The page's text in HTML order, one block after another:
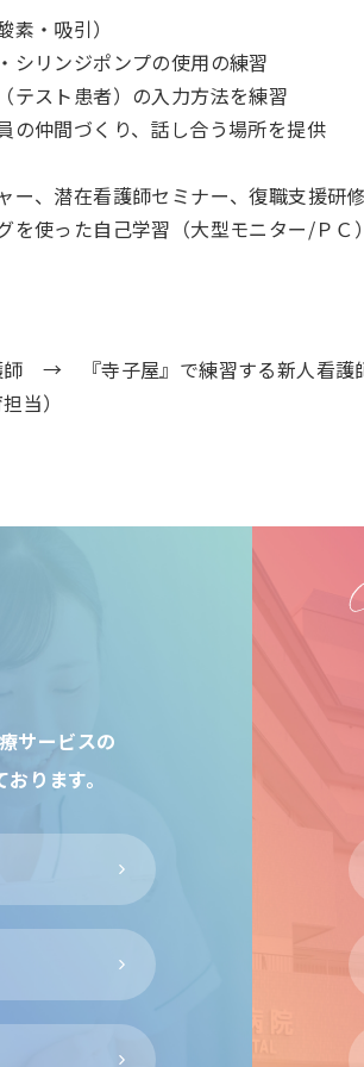
素・吸引）
シリンジポンプの使用の練習
テスト患者）の入力方法を練習
の仲間づくり、話し合う場所を提供
ー、潜在看護師セミナー、復職支援研
を使った自己学習（大型モニター/ＰＣ）
→ 『寺子屋』で練習する新人看護師
当）
サービスの
ります。